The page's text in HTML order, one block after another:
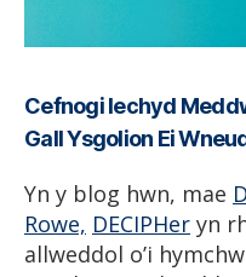
Cefnogi Iechyd
Gall Ysgolion Ei
Yn y blog hwn, mae
Rowe, DECIPHer yn
allweddol o’i